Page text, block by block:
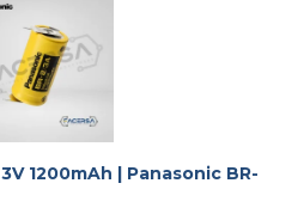
1200mAh | Panasonic BR-